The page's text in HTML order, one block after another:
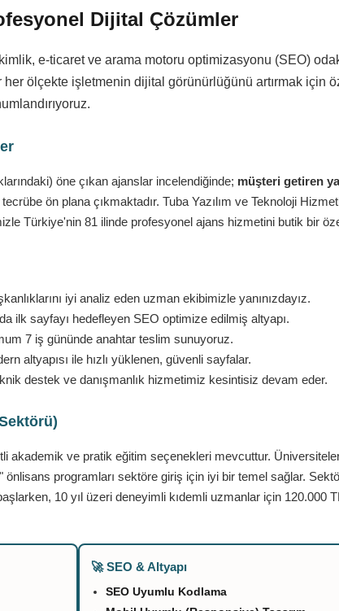
Dijital Çözümler
e-ticaret ve arama motoru optimizasyonu (SEO)
ölçekte işletmenin dijital görünürlüğünü artırmak için
öne çıkan ajanslar incelendiğinde; müşteri getiren
ön plana çıkmaktadır. Tuba Yazılım ve Teknoloji
Türkiye'nin 81 ilinde profesyonel ajans hizmetini butik bir
iyi analiz eden uzman ekibimizle yanınızdayız.
ilk sayfayı hedefleyen SEO optimize edilmiş altyapı.
7 iş gününde anahtar teslim sunuyoruz.
altyapısı ile hızlı yüklenen, güvenli sayfalar.
destek ve danışmanlık hizmetimiz kesintisiz devam eder.
akademik ve pratik eğitim seçenekleri mevcuttur.
önlisans programları sektöre giriş için iyi bir temel sağlar.
10 yıl üzeri deneyimli kıdemli uzmanlar için 120.000
🚀 SEO & Altyapı
SEO Uyumlu Kodlama